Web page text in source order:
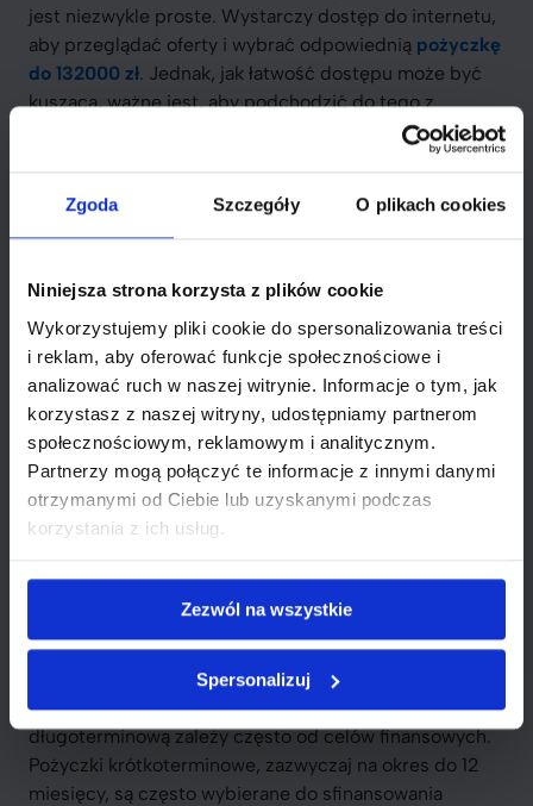
Zgoda Szczegóły O plikach cookies
Niniejsza strona korzysta z plików cookie
Wykorzystujemy pliki cookie do spersonalizowania treści
i reklam, aby oferować funkcje społecznościowe i
analizować ruch w naszej witrynie. Informacje o tym, jak
korzystasz z naszej witryny, udostępniamy partnerom
społecznościowym, reklamowym i analitycznym.
Partnerzy mogą połączyć te informacje z innymi danymi
otrzymanymi od Ciebie lub uzyskanymi podczas
korzystania z ich usług.
Zezwól na wszystkie
Spersonalizuj
jest niezwykle proste. Wystarczy dostęp do internetu,
aby przeglądać oferty i wybrać odpowiednią pożyczkę
do 132000 zł. Jednak, jak łatwość dostępu może być
kusząca, ważne jest, aby podchodzić do tego z
prostych kroków. Wypełnienie formularza to kwestia
kilku minut. Następnie wprowadzasz wymagane dane i
intuicyjne, należy zachować ostrożność. Zawsze
upewnij się, że korzystasz z zaufanych stron, aby
uniknąć potencjalnych zagrożeń.
Nie spiesz się, porównaj różne
oferty i dokładnie analizuj warunki
przed podjęciem decyzji o złożeniu
wniosku.
Różnice między pożyczką
krótkoterminową a
długoterminową
Wybór między pożyczką krótkoterminową a
długoterminową zależy często od celów finansowych.
Pożyczki krótkoterminowe, zazwyczaj na okres do 12
miesięcy, są często wybierane do sfinansowania